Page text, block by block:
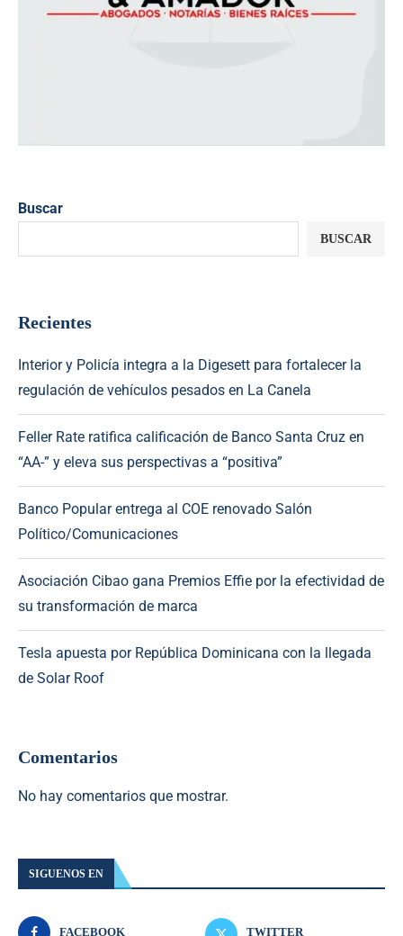
Buscar
BUSCAR
Recientes
Interior y Policía integra a la Digesett para fortalecer la
regulación de vehículos pesados en La Canela
Feller Rate ratifica calificación de Banco Santa Cruz en
“AA-” y eleva sus perspectivas a “positiva”
Banco Popular entrega al COE renovado Salón
Político/Comunicaciones
Asociación Cibao gana Premios Effie por la efectividad de
su transformación de marca
Tesla apuesta por República Dominicana con la llegada
de Solar Roof
Comentarios
No hay comentarios que mostrar.
SIGUENOS EN
FACEBOOK TWITTER